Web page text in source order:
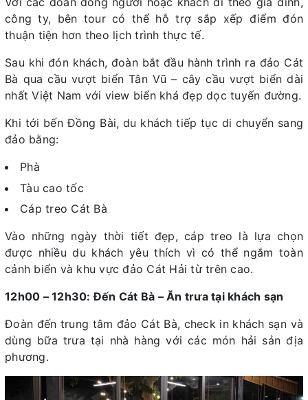
công ty, bên tour có thể hỗ trợ sắp xếp điểm đón
thuận tiện hơn theo lịch trình thực tế.
Sau khi đón khách, đoàn bắt đầu hành trình ra đảo Cát
Bà qua cầu vượt biển Tân Vũ – cây cầu vượt biển dài
nhất Việt Nam với view biển khá đẹp dọc tuyến đường.
Khi tới bến Đồng Bài, du khách tiếp tục di chuyển sang
đảo bằng:
Phà
Tàu cao tốc
Cáp treo Cát Bà
Vào những ngày thời tiết đẹp, cáp treo là lựa chọn
được nhiều du khách yêu thích vì có thể ngắm toàn
cảnh biển và khu vực đảo Cát Hải từ trên cao.
12h00 – 12h30: Đến Cát Bà – Ăn trưa tại khách sạn
Đoàn đến trung tâm đảo Cát Bà, check in khách sạn và
dùng bữa trưa tại nhà hàng với các món hải sản địa
phương.